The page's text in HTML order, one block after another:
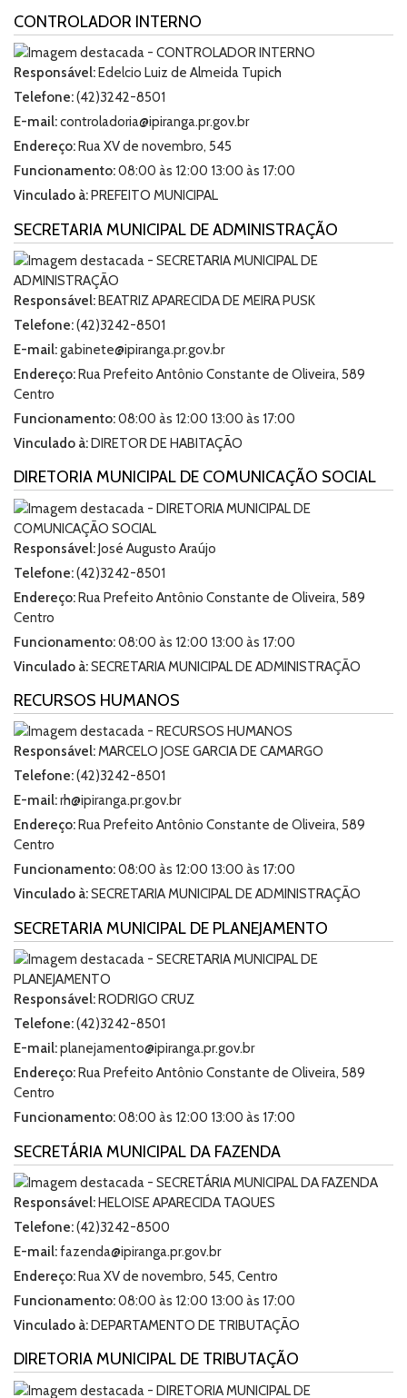
CONTROLADOR INTERNO
Responsável:Edelcio Luiz de Almeida Tupich
Telefone:(42)3242-8501
E-mail:controladoria@ipiranga.pr.gov.br
Endereço:Rua XV de novembro, 545
Funcionamento:08:00 às 12:00 13:00 às 17:00
Vinculado à:PREFEITO MUNICIPAL
SECRETARIA MUNICIPAL DE ADMINISTRAÇÃO
Responsável:BEATRIZ APARECIDA DE MEIRA PUSK
Telefone:(42)3242-8501
E-mail:gabinete@ipiranga.pr.gov.br
Endereço:Rua Prefeito Antônio Constante de Oliveira, 589
Centro
Funcionamento:08:00 às 12:00 13:00 às 17:00
Vinculado à:DIRETOR DE HABITAÇÃO
DIRETORIA MUNICIPAL DE COMUNICAÇÃO SOCIAL
Responsável:José Augusto Araújo
Telefone:(42)3242-8501
Endereço:Rua Prefeito Antônio Constante de Oliveira, 589
Centro
Funcionamento:08:00 às 12:00 13:00 às 17:00
Vinculado à:SECRETARIA MUNICIPAL DE ADMINISTRAÇÃO
RECURSOS HUMANOS
Responsável:MARCELO JOSE GARCIA DE CAMARGO
Telefone:(42)3242-8501
E-mail:rh@ipiranga.pr.gov.br
Endereço: Rua Prefeito Antônio Constante de Oliveira, 589
Centro
Funcionamento:08:00 às 12:00 13:00 às 17:00
Vinculado à:SECRETARIA MUNICIPAL DE ADMINISTRAÇÃO
SECRETARIA MUNICIPAL DE PLANEJAMENTO
Responsável:RODRIGO CRUZ
Telefone:(42)3242-8501
E-mail:planejamento@ipiranga.pr.gov.br
Endereço:Rua Prefeito Antônio Constante de Oliveira, 589
Centro
Funcionamento:08:00 às 12:00 13:00 às 17:00
SECRETÁRIA MUNICIPAL DA FAZENDA
Responsável:HELOISE APARECIDA TAQUES
Telefone:(42)3242-8500
E-mail:fazenda@ipiranga.pr.gov.br
Endereço:Rua XV de novembro, 545, Centro
Funcionamento:08:00 às 12:00 13:00 às 17:00
Vinculado à:DEPARTAMENTO DE TRIBUTAÇÃO
DIRETORIA MUNICIPAL DE TRIBUTAÇÃO